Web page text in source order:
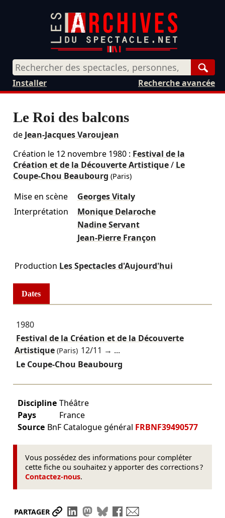
Recherche avancée
Installer
Le Roi des balcons
de Jean-Jacques Varoujean
Création le 12 novembre 1980: Festival de la
Création et de la Découverte Artistique/ Le
Coupe-Chou Beaubourg (Paris)
Mise en scène
Georges Vitaly
Interprétation
Monique Delaroche
Nadine Servant
Jean-Pierre Françon
Production Les Spectacles d'Aujourd'hui
Dates
1980
Festival de la Création et de la Découverte
Artistique(Paris) 12/11 → ...
Le Coupe-Chou Beaubourg
Discipline Théâtre
Pays
France
Source BnF Catalogue général FRBNF39490577
Vous possédez des informations pour compléter
cette fiche ou souhaitez y apporter des corrections ?
Contactez-nous.
PARTAGER Partager le lien
Partager sur LinkedIn
Partager sur Mastodon
Partager sur Bluesky
Partager sur Facebook